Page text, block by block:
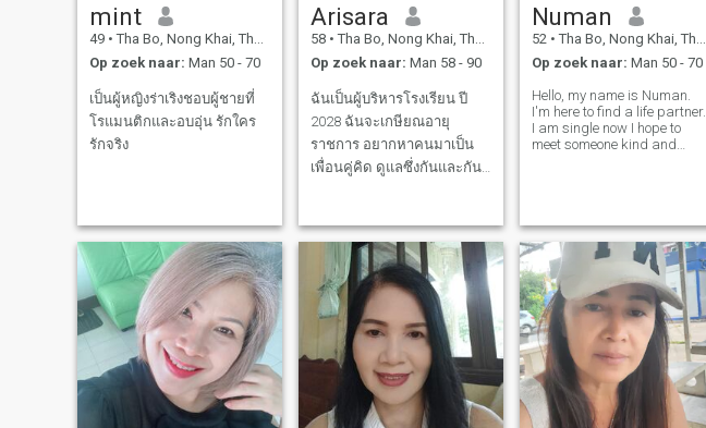
mint
49 • Tha Bo, Nong Khai, Thailand
Op zoek naar: Man 50 - 70
เป็นผู้หญิงร่าเริงชอบผู้ชายที่
โรแมนติกและอบอุ่น รักใคร
รักจริง
Arisara
58 • Tha Bo, Nong Khai, Thailand
Op zoek naar: Man 58 - 90
ฉันเป็นผู้บริหารโรงเรียน ปี
2028 ฉันจะเกษียณอายุ
ราชการ อยากหาคนมาเป็น
เพื่อนคู่คิด ดูแลซึ่งกันและกัน
ง่าย ชอบร้องเพลง ไม่ดื่มเหล้า
ไม่สูบบุหรี่ ดื่มเบียร์ได้บ้างเล็ก
น้อย (นานๆ ครั้ง) ฉันอยู่กับห
Numan
52 • Tha Bo, Nong Khai, Thailand
Op zoek naar: Man 50 - 70
Hello, my name is Numan.
I'm here to find a life partner.
I am single now I hope to
meet someone kind and